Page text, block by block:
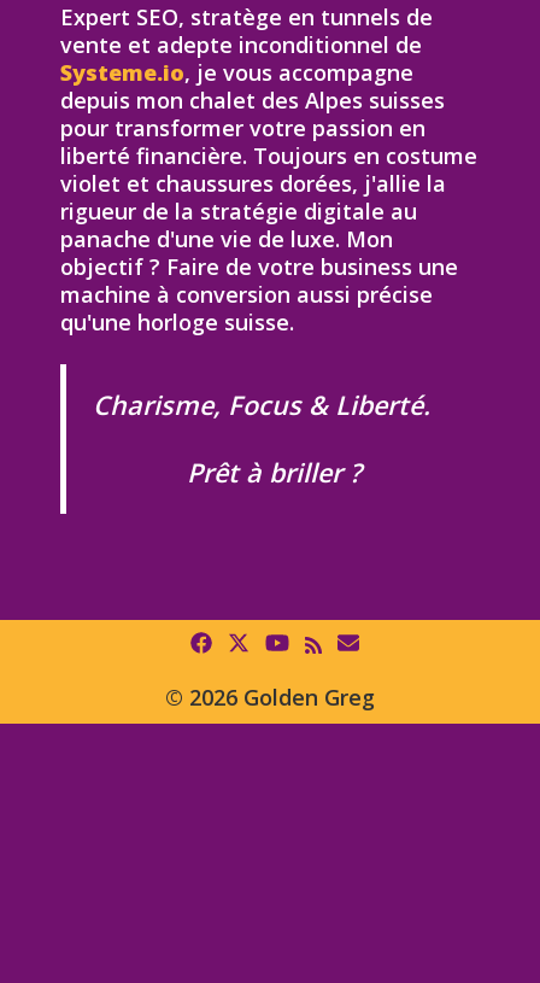
Expert SEO, stratège en tunnels de
vente et adepte inconditionnel de
Systeme.io, je vous accompagne
depuis mon chalet des Alpes suisses
pour transformer votre passion en
liberté financière. Toujours en costume
violet et chaussures dorées, j'allie la
rigueur de la stratégie digitale au
panache d'une vie de luxe. Mon
objectif ? Faire de votre business une
machine à conversion aussi précise
qu'une horloge suisse.
Charisme, Focus & Liberté.
Prêt à briller ?
© 2026 Golden Greg